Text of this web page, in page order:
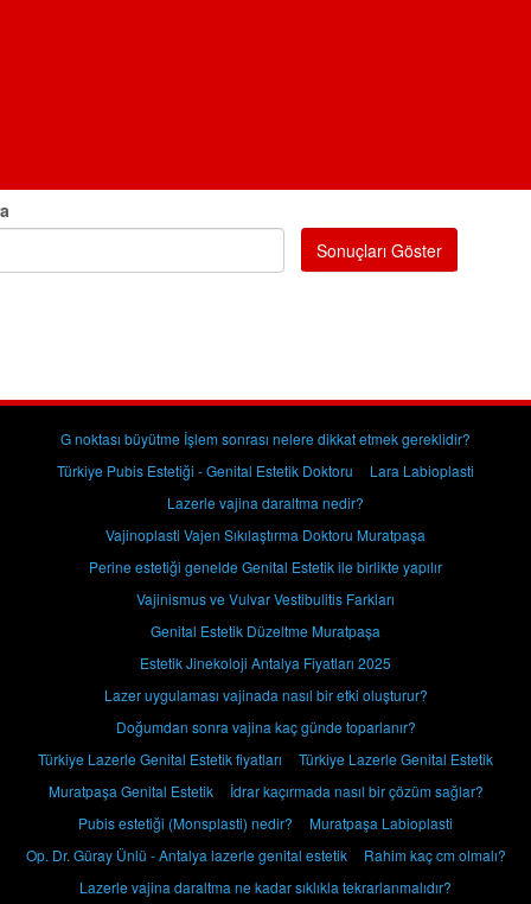
Sonuçları Göster
G noktası büyütme İşlem sonrası nelere dikkat etmek gereklidir?
Türkiye Pubis Estetiği - Genital Estetik Doktoru
Lara Labioplasti
Lazerle vajina daraltma nedir?
Vajinoplasti Vajen Sıkılaştırma Doktoru Muratpaşa
Perine estetiği genelde Genital Estetik ile birlikte yapılır
Vajinismus ve Vulvar Vestibulitis Farkları
Genital Estetik Düzeltme Muratpaşa
Estetik Jinekoloji Antalya Fiyatları 2025
Lazer uygulaması vajinada nasıl bir etki oluşturur?
Doğumdan sonra vajina kaç günde toparlanır?
Türkiye Lazerle Genital Estetik fiyatları
Türkiye Lazerle Genital Estetik
Muratpaşa Genital Estetik
İdrar kaçırmada nasıl bir çözüm sağlar?
Pubis estetiği (Monsplasti) nedir?
Muratpaşa Labioplasti
Op. Dr. Güray Ünlü - Antalya lazerle genital estetik
Rahim kaç cm olmalı?
Lazerle vajina daraltma ne kadar sıklıkla tekrarlanmalıdır?